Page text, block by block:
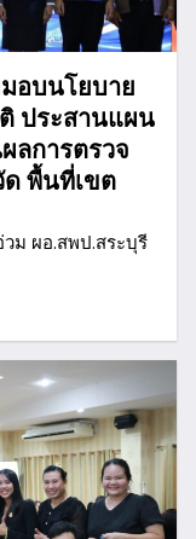
อบนโยบาย
ประสานแผน
ลการตรวจ
ด พื้นที่เขต
ม ผอ.สพป.สระบุรี